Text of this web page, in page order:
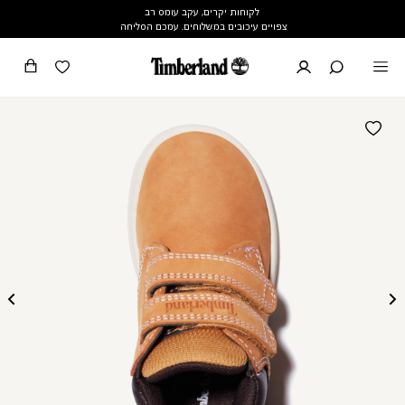
לקוחות יקרים, עקב עומס רב
צפויים עיכובים במשלוחים. עמכם הסליחה